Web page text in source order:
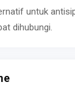
untuk
dihubungi.